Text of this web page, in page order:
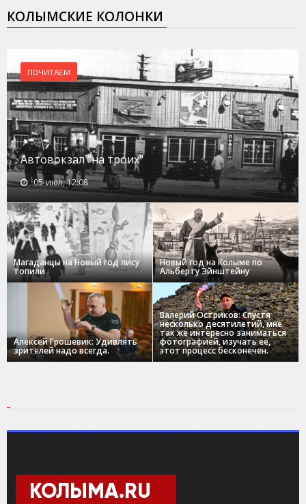
КОЛЫМСКИЕ КОЛОНКИ
ПОЧИТАЕМ
Автовокзал "на троих"
05-июл, 12:08
Магаданцы на Новый год лису
топили
Новый год на Колыме по
Альберту Эйнштейну
Алексей Грошевик: Удивлять
зрителей надо всегда.
Валерий Остриков: Спустя
несколько десятилетий, мне
так же интересно заниматься
фотографией, изучать ее,
этот процесс бесконечен.
КОЛЫМА.RU